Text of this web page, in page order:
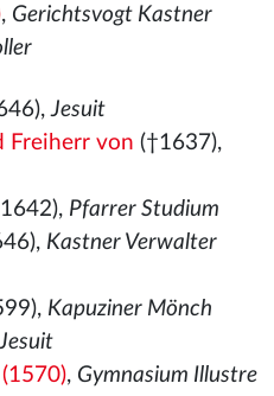
, Gerichtsvogt Kastner
Jesuit
Freiherr von (†1637),
Pfarrer Studium
Kastner Verwalter
Kapuziner Mönch
, Gymnasium Illustre